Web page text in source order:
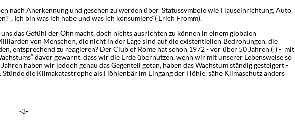
nach Anerkennung und gesehen zu werden über Statussymbole wie Hauseinrichtung, Auto,
„ Ich bin was ich habe und was ich konsumiere“( Erich Fromm).
Gefühl der Ohnmacht, doch nichts ausrichten zu können in einem globalen
von Menschen, die nicht in der Lage sind auf die existentiellen Bedrohungen, die
entsprechend zu reagieren? Der Club of Rome hat schon 1972 - vor über 50 Jahren (!) - mit
davor gewarnt, dass wir die Erde übernutzen, wenn wir mit unserer Lebensweise so
haben wir jedoch genau das Gegenteil getan, haben das Wachstum ständig gesteigert -
die Klimakatastrophe als Höhlenbär im Eingang der Höhle, sähe Klimaschutz anders